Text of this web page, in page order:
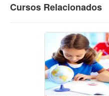
Cursos Relacionados